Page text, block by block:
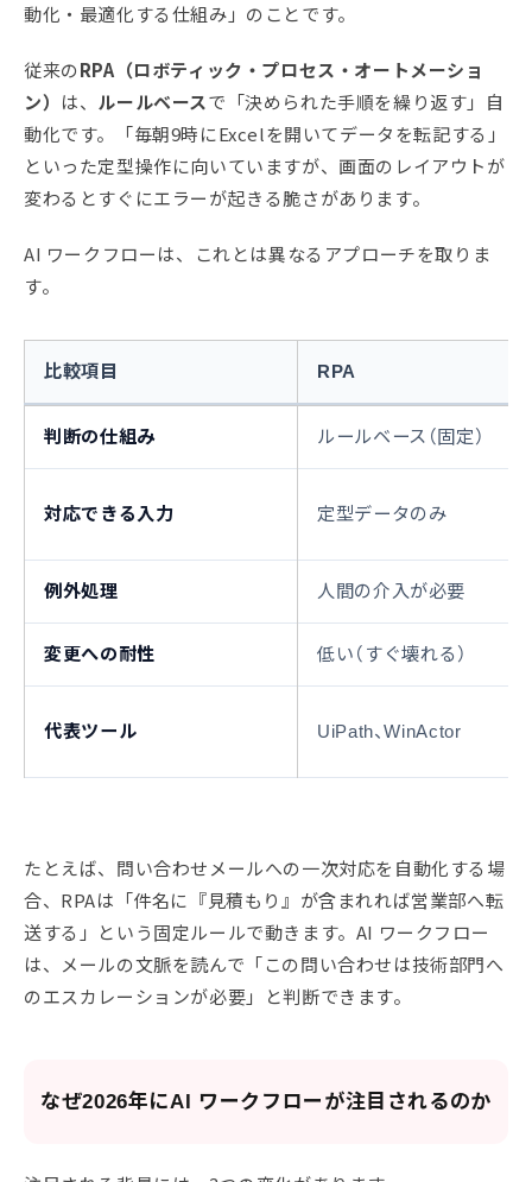
動化・最適化する仕組み」のことです。
従来のRPA（ロボティック・プロセス・オートメーショ
ン） は、 ルールベースで「決められた手順を繰り返す」自
動化です。「毎朝9時にExcelを開いてデータを転記する」
といった定型操作に向いていますが、画面のレイアウトが
変わるとすぐにエラーが起きる脆さがあります。
AI ワークフローは、これとは異なるアプローチを取りま
す。
比較項目 RPA
判断の仕組み ルールベース（固定）
対応できる入力 定型データのみ
例外処理 人間の介入が必要
変更への耐性 低い（すぐ壊れる）
代表ツール UiPath、WinActor
たとえば、問い合わせメールへの一次対応を自動化する場
合、RPAは「件名に『見積もり』が含まれれば営業部へ転
送する」という固定ルールで動きます。AI ワークフロー
は、メールの文脈を読んで「この問い合わせは技術部門へ
のエスカレーションが必要」と判断できます。
なぜ2026年にAI ワークフローが注目されるのか